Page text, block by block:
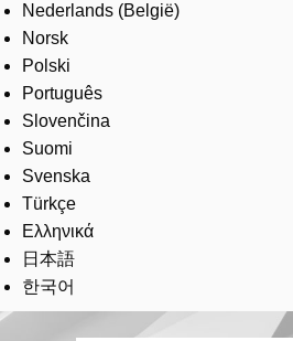
Nederlands (België)
Norsk
Polski
Português
Slovenčina
Suomi
Svenska
Türkçe
Ελληνικά
日本語
한국어